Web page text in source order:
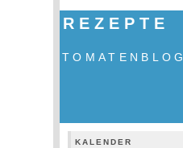
REZEPTE
TOMATENBLOG
KALENDER